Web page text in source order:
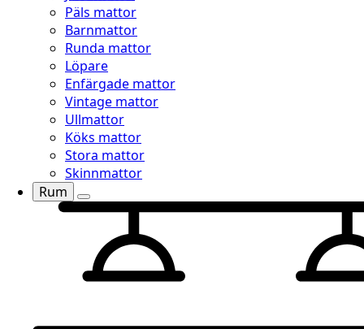
Päls mattor
Barnmattor
Runda mattor
Löpare
Enfärgade mattor
Vintage mattor
Ullmattor
Köks mattor
Stora mattor
Skinnmattor
Rum